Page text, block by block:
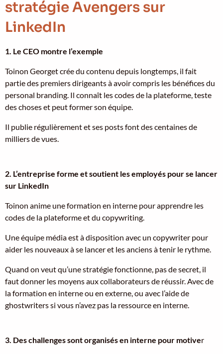
stratégie Avengers sur
LinkedIn
1. Le CEO montre l’exemple
Toinon Georget crée du contenu depuis longtemps, il fait
partie des premiers dirigeants à avoir compris les bénéfices du
personal branding. Il connaît les codes de la plateforme, teste
des choses et peut former son équipe.
Il publie régulièrement et ses posts font des centaines de
milliers de vues.
2. L’entreprise forme et soutient les employés pour se lancer
sur LinkedIn
Toinon anime une formation en interne pour apprendre les
codes de la plateforme et du copywriting.
Une équipe média est à disposition avec un copywriter pour
aider les nouveaux à se lancer et les anciens à tenir le rythme.
Quand on veut qu’une stratégie fonctionne, pas de secret, il
faut donner les moyens aux collaborateurs de réussir. Avec de
la formation en interne ou en externe, ou avec l’aide de
ghostwriters si vous n’avez pas la ressource en interne.
3. Des challenges sont organisés en interne pour motiver